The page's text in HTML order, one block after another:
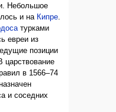
Небольшое
и на Кипре.
турками
евреи из
позиции
царствование
в 1566–74
и соседних